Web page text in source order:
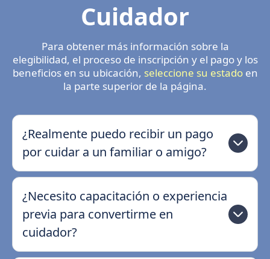
Cuidador
Para obtener más información sobre la
elegibilidad, el proceso de inscripción y el pago y los
beneficios en su ubicación, seleccione su estadoen
la parte superior de la página.
¿Realmente puedo recibir un pago
por cuidar a un familiar o amigo?
¿Necesito capacitación o experiencia
previa para convertirme en
cuidador?